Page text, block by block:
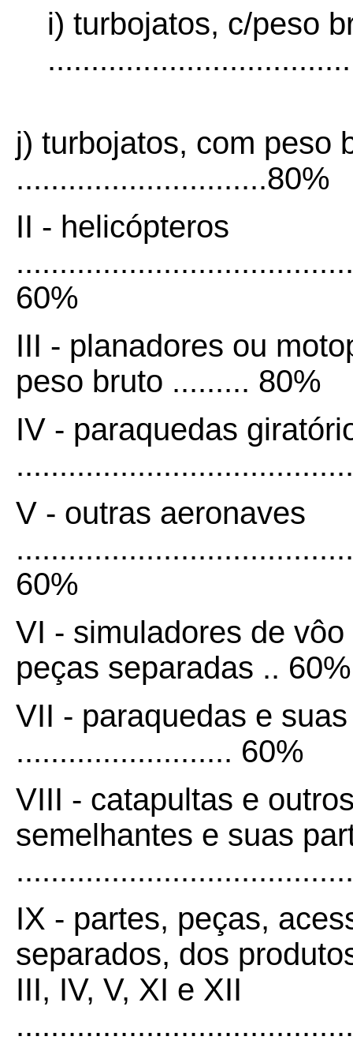
i) turbojatos, c/peso
j) turbojatos, com peso
.............................80%
II - helicópteros
60%
III - planadores ou
peso bruto ......... 80%
IV - paraquedas
V - outras aeronaves
60%
VI - simuladores de
peças separadas .. 60%
VII - paraquedas e
......................... 60%
VIII - catapultas e
semelhantes e suas
IX - partes, peças,
separados, dos
III, IV, V, XI e XII